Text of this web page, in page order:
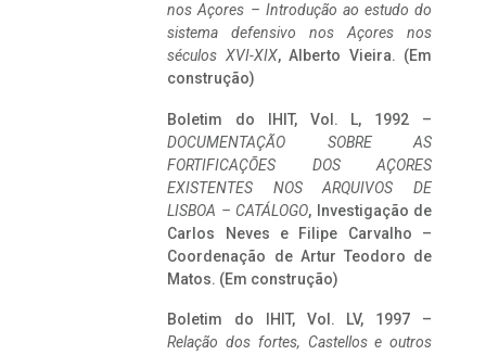
nos Açores – Introdução ao estudo do
sistema defensivo nos Açores nos
séculos XVI-XIX, Alberto Vieira. (Em
construção)
Boletim do IHIT, Vol. L, 1992 –
DOCUMENTAÇÃO SOBRE AS
FORTIFICAÇÕES DOS AÇORES
EXISTENTES NOS ARQUIVOS DE
LISBOA – CATÁLOGO, Investigação de
Carlos Neves e Filipe Carvalho –
Coordenação de Artur Teodoro de
Matos. (Em construção)
Boletim do IHIT, Vol. LV, 1997 –
Relação dos fortes, Castellos e outros